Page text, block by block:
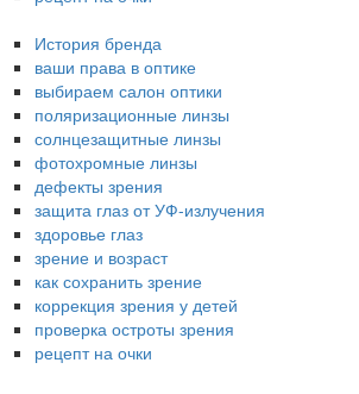
История бренда
ваши права в оптике
выбираем салон оптики
поляризационные линзы
солнцезащитные линзы
фотохромные линзы
дефекты зрения
защита глаз от УФ-излучения
здоровье глаз
зрение и возраст
как сохранить зрение
коррекция зрения у детей
проверка остроты зрения
рецепт на очки